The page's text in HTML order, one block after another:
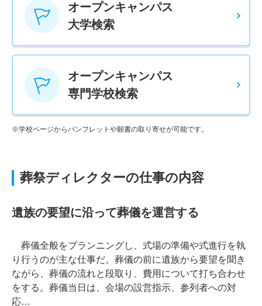
オープンキャンパス
大学検索
オープンキャンパス
専門学校検索
※学校ページからパンフレットや願書の取り寄せが可能です。
葬祭ディレクターの仕事の内容
遺族の要望に沿って葬儀を運営する
葬儀全般をプランニングし、式場の準備や式進行を執
り行うのが主な仕事だ。葬儀の前に遺族から要望を聞き
ながら、葬儀の流れと段取り、費用について打ち合わせ
をする。葬儀当日は、会場の設営指示、参列者への対
応…